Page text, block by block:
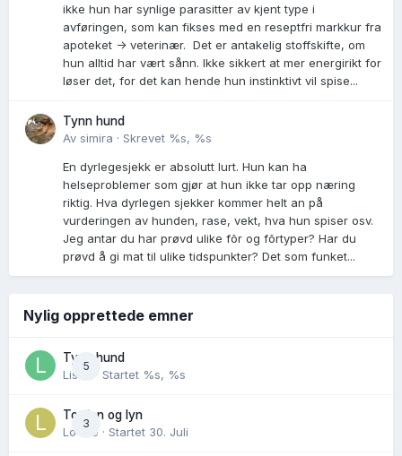
ikke hun har synlige parasitter av kjent type i
avføringen, som kan fikses med en reseptfri markkur fra
apoteket -> veterinær. Det er antakelig stoffskifte, om
hun alltid har vært sånn. Ikke sikkert at mer energirikt for
løser det, for det kan hende hun instinktivt vil spise...
Tynn hund
Av simira · Skrevet %s, %s
En dyrlegesjekk er absolutt lurt. Hun kan ha
helseproblemer som gjør at hun ikke tar opp næring
riktig. Hva dyrlegen sjekker kommer helt an på
vurderingen av hunden, rase, vekt, hva hun spiser osv.
Jeg antar du har prøvd ulike fõr og fõrtyper? Har du
prøvd å gi mat til ulike tidspunkter? Det som funket...
Nylig opprettede emner
5
Tynn hund
Lisen
· Startet %s, %s
3
Torden og lyn
Lovise · Startet 30. Juli